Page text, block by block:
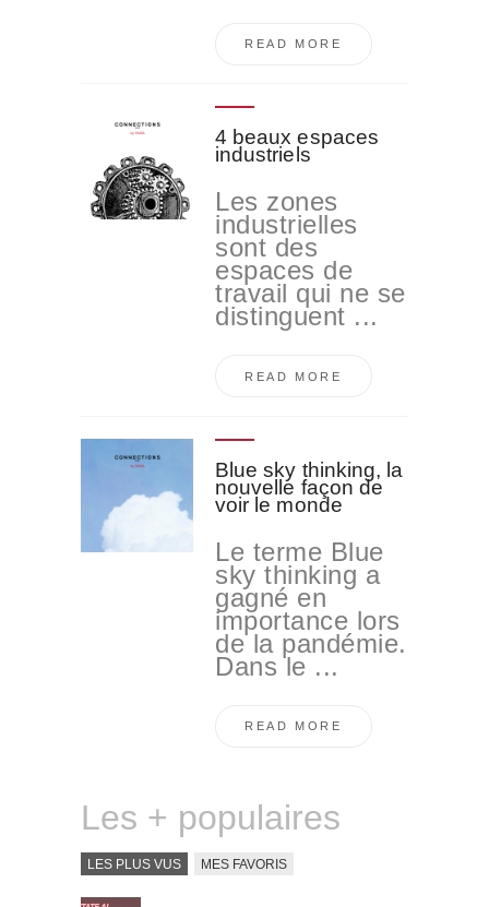
READ MORE
4 beaux espaces
industriels
Les zones
industrielles
sont des
espaces de
travail qui ne se
distinguent ...
READ MORE
Blue sky thinking, la
nouvelle façon de
voir le monde
Le terme Blue
sky thinking a
gagné en
importance lors
de la pandémie.
Dans le ...
READ MORE
Les + populaires
LES PLUS VUS MES FAVORIS